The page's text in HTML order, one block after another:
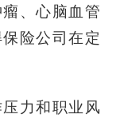
、心脑血管
险公司在定
力和职业风